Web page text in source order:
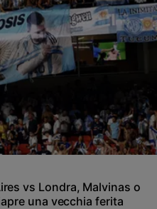
vs Londra, Malvinas o
una vecchia ferita